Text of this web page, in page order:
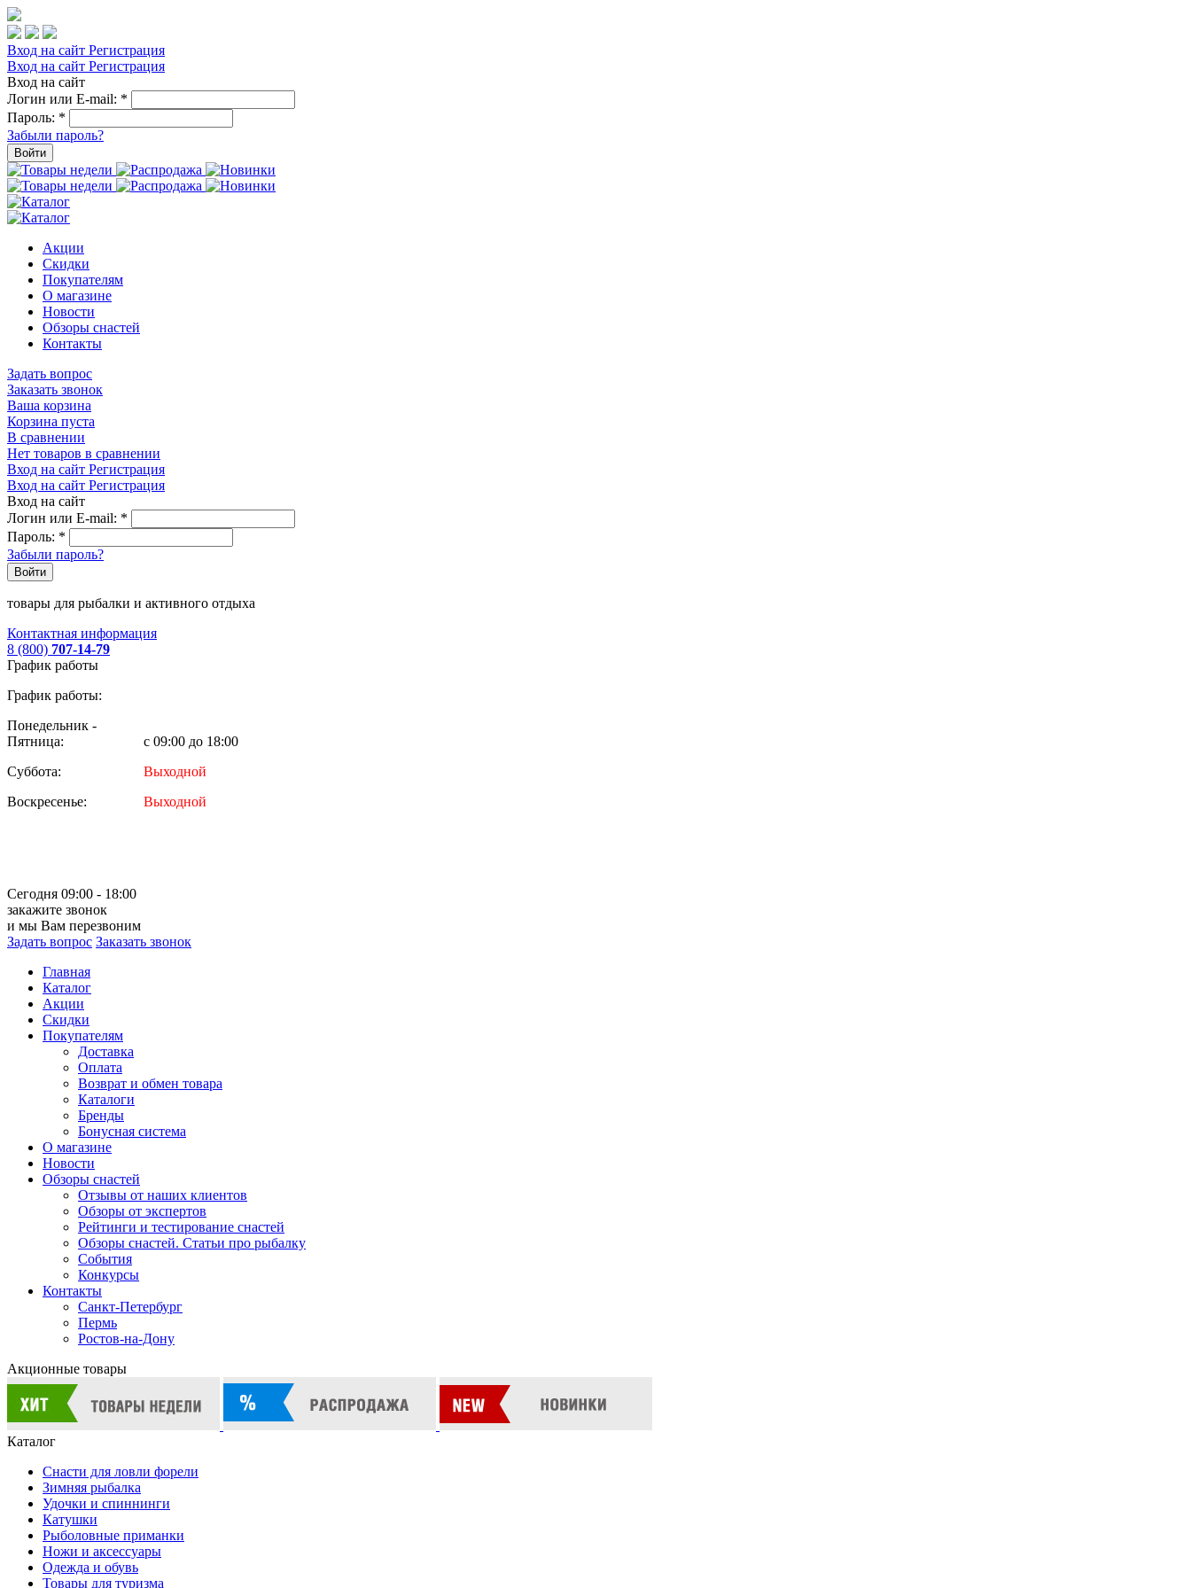
Вход на сайт Регистрация
Вход на сайт Регистрация
Вход на сайт
Логин или E-mail: *
Пароль: *
Забыли пароль?
Войти
Акции
Скидки
Покупателям
О магазине
Новости
Обзоры снастей
Контакты
Задать вопрос
Заказать звонок
Ваша корзина
Корзина пуста
В сравнении
Нет товаров в сравнении
Вход на сайт Регистрация
Вход на сайт Регистрация
Вход на сайт
Логин или E-mail: *
Пароль: *
Забыли пароль?
Войти
товары для рыбалки и активного отдыха
Контактная информация
8 (800) 707-14-79
График работы
График работы:
Понедельник -
Пятница:
с 09:00 до 18:00
Суббота:
Выходной
Воскресенье:
Выходной
Сегодня 09:00 - 18:00
закажите звонок
и мы Вам перезвоним
Задать вопрос Заказать звонок
Главная
Каталог
Акции
Скидки
Покупателям
Доставка
Оплата
Возврат и обмен товара
Каталоги
Бренды
Бонусная система
О магазине
Новости
Обзоры снастей
Отзывы от наших клиентов
Обзоры от экспертов
Рейтинги и тестирование снастей
Обзоры снастей. Статьи про рыбалку
События
Конкурсы
Контакты
Санкт-Петербург
Пермь
Ростов-на-Дону
Акционные товары
Каталог
Снасти для ловли форели
Зимняя рыбалка
Удочки и спиннинги
Катушки
Рыболовные приманки
Ножи и аксессуары
Одежда и обувь
Товары для туризма